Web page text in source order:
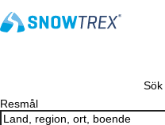
Sök
Resmål